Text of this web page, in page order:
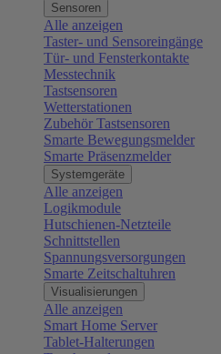
Sensoren
Alle anzeigen
Taster- und Sensoreingänge
Tür- und Fensterkontakte
Messtechnik
Tastsensoren
Wetterstationen
Zubehör Tastsensoren
Smarte Bewegungsmelder
Smarte Präsenzmelder
Systemgeräte
Alle anzeigen
Logikmodule
Hutschienen-Netzteile
Schnittstellen
Spannungsversorgungen
Smarte Zeitschaltuhren
Visualisierungen
Alle anzeigen
Smart Home Server
Tablet-Halterungen